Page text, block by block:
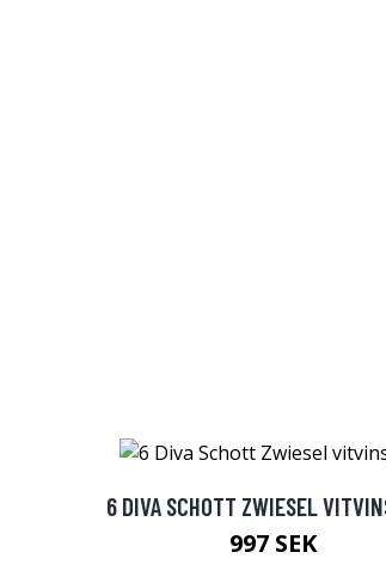
6 DIVA SCHOTT ZWIESEL
997 SEK